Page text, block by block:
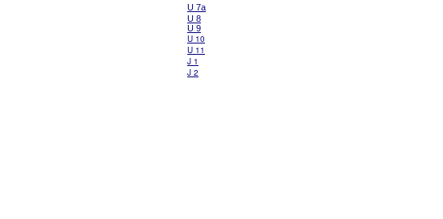
U 7a
U 8
U 9
U 10
U 11
J 1
J 2